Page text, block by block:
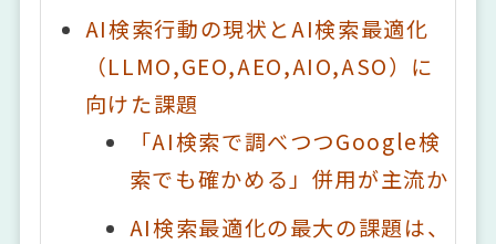
AI検索行動の現状とAI検索最適化
（LLMO,GEO,AEO,AIO,ASO）に
向けた課題
「AI検索で調べつつGoogle検
索でも確かめる」併用が主流か
AI検索最適化の最大の課題は、